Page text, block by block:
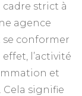
strict à
agence
conformer
l’activité
et
Cela signifie